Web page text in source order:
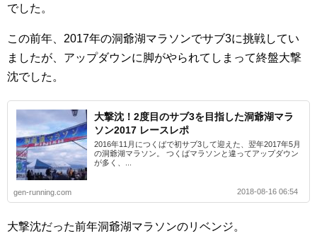
でした。
この前年、2017年の洞爺湖マラソンでサブ3に挑戦してい
ましたが、アップダウンに脚がやられてしまって終盤大撃
沈でした。
大撃沈！2度目のサブ3を目指した洞爺湖マラ
ソン2017 レースレポ
2016年11月につくばで初サブ3して迎えた、翌年2017年5月
の洞爺湖マラソン。 つくばマラソンと違ってアップダウン
が多く、...
gen-running.com 2018-08-16 06:54
大撃沈だった前年洞爺湖マラソンのリベンジ。